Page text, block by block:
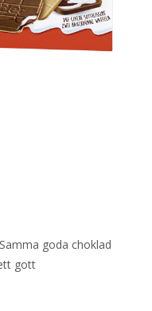
goda choklad
gott